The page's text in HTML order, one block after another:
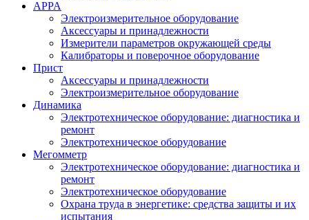
APPA
Электроизмерительное оборудование
Аксессуары и принадлежности
Измерители параметров окружающей среды
Калибраторы и поверочное оборудование
Прист
Аксессуары и принадлежности
Электроизмерительное оборудование
Динамика
Электротехническое оборудование: диагностика и
ремонт
Электротехническое оборудование
Мегомметр
Электротехническое оборудование: диагностика и
ремонт
Электротехническое оборудование
Охрана труда в энергетике: средства защиты и их
испытания